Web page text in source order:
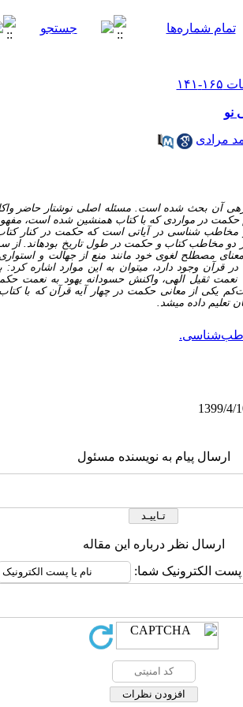
نو
مرادی
آن بحث شده است. مسئله اصلی نوشتار حاضر
حکمت در مواردی که با کتاب همنشین شده است،
مخاطب شناسی در آیاتی است که حکمت در کنار
دو مخاطب کتاب و حکمت در طول تاریخ بوده­اند. از
مصطلح لغوی خود مانند منع از جهالت و
وجود دارد، می­توان به این موارد اشاره کرد:
نعمت ثقیل الهی، واکنش حسودانه یهود به نعمت
یکی از معانی حکمت در چهار آیه قرآن که با
تعلیم داده می­شد.
ارسال پیام به نویسنده مسئول
ارسال نظر درباره این مقاله
پست الکترونیک شما: